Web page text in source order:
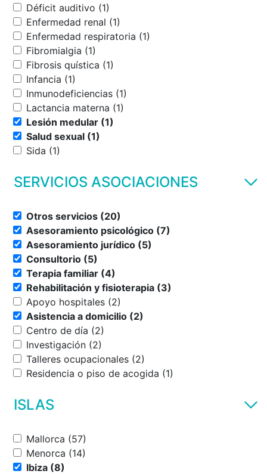
Déficit auditivo (1)
Enfermedad renal (1)
Enfermedad respiratoria (1)
Fibromialgia (1)
Fibrosis quística (1)
Infancia (1)
Inmunodeficiencias (1)
Lactancia materna (1)
Lesión medular (1)
Salud sexual (1)
Sida (1)
SERVICIOS ASOCIACIONES
Otros servicios (20)
Asesoramiento psicológico (7)
Asesoramiento jurídico (5)
Consultorio (5)
Terapia familiar (4)
Rehabilitación y fisioterapia (3)
Apoyo hospitales (2)
Asistencia a domicilio (2)
Centro de día (2)
Investigación (2)
Talleres ocupacionales (2)
Residencia o piso de acogida (1)
ISLAS
Mallorca (57)
Menorca (14)
Ibiza (8)